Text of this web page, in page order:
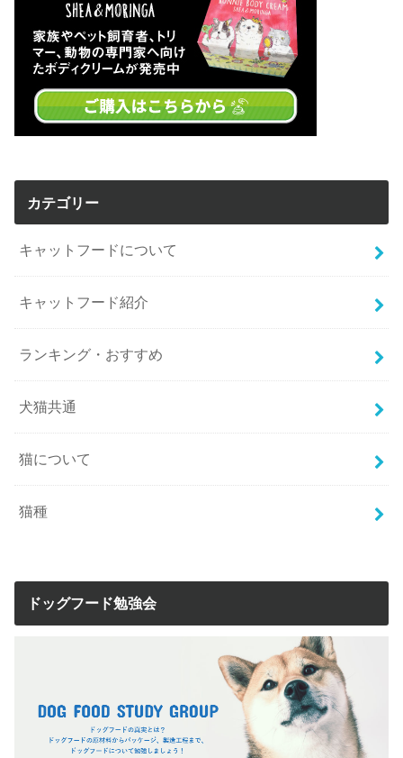
カテゴリー
キャットフードについて
キャットフード紹介
ランキング・おすすめ
犬猫共通
猫について
猫種
ドッグフード勉強会